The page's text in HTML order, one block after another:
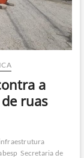
a
ruas
infraestrutura
Secretaria de